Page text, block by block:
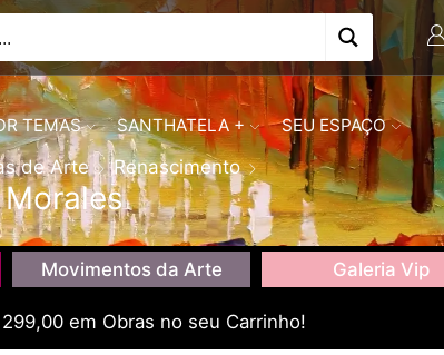
TEMAS SANTHATELA + SEU ESPAÇO
de Arte Renascimento
Movimentos da Arte Galeria Vip
em Obras no seu Carrinho!